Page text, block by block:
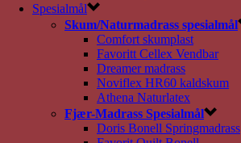
Spesialmål
Skum/Naturmadrass spesialmål
Comfort skumplast
Favoritt Cellex Vendbar
Dreamer madrass
Noviflex HR60 kaldskum
Athena Naturlatex
Fjær-Madrass Spesialmål
Doris Bonell Springmadrass